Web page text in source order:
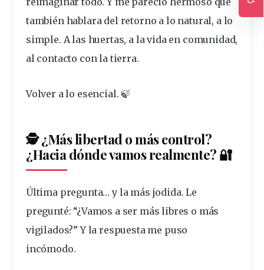
también hablara del retorno a lo natural, a lo
simple. A las huertas, a la vida en comunidad,
al contacto con la tierra.
Volver a lo esencial. 🍃
🕵️ ¿Más libertad o máscontrol?
¿Hacia dónde vamos realmente? 🔐
Última pregunta… y la más jodida. Le
pregunté: “¿Vamos a ser más libres o más
vigilados?” Y la respuesta me puso
incómodo.